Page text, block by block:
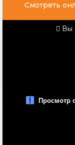
Смотреть
Вы